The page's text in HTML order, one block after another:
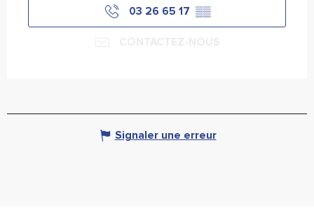
03 26 65 17 ▒▒
Signaler une erreur